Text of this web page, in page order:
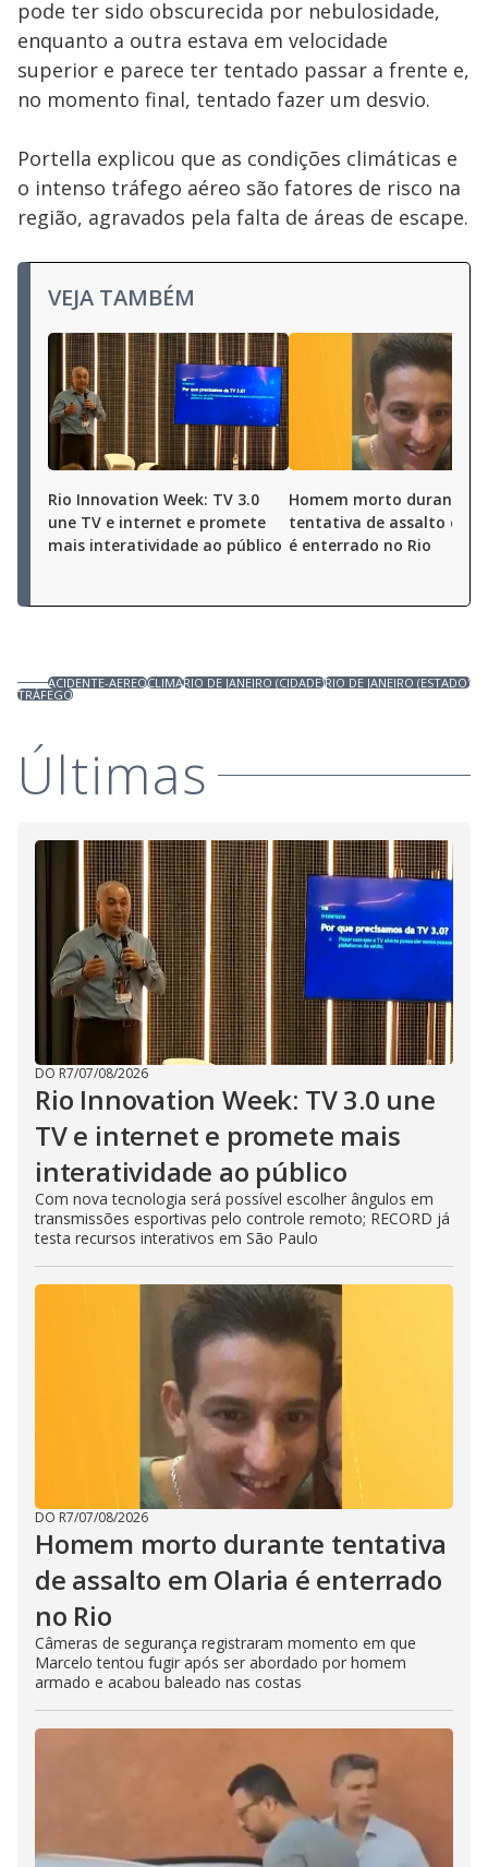
pode ter sido obscurecida por nebulosidade,
enquanto a outra estava em velocidade
superior e parece ter tentado passar a frente e,
no momento final, tentado fazer um desvio.
Portella explicou que as condições climáticas e
o intenso tráfego aéreo são fatores de risco na
região, agravados pela falta de áreas de escape.
VEJA TAMBÉM
Rio Innovation Week: TV 3.0
une TV e internet e promete
mais interatividade ao público
Homem morto durante
tentativa de assalto em
é enterrado no Rio
ACIDENTE-AEREOCLIMARIO DE JANEIRO (CIDADE)RIO DE JANEIRO (ESTADO)
TRÁFEGO
Últimas
DO R7/07/08/2026
Rio Innovation Week: TV 3.0 une
TV e internet e promete mais
interatividade ao público
Com nova tecnologia será possível escolher ângulos em
transmissões esportivas pelo controle remoto; RECORD já
testa recursos interativos em São Paulo
DO R7/07/08/2026
Homem morto durante tentativa
de assalto em Olaria é enterrado
no Rio
Câmeras de segurança registraram momento em que
Marcelo tentou fugir após ser abordado por homem
armado e acabou baleado nas costas